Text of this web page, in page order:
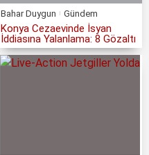
Bahar Duygun Gündem
Konya Cezaevinde İsyan
İddiasına Yalanlama: 8 Gözaltı